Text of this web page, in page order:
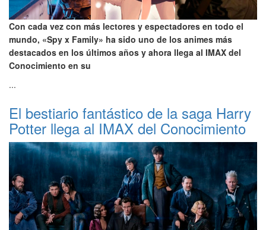
Con cada vez con más lectores y espectadores en todo el
mundo, «Spy x Family» ha sido uno de los animes más
destacados en los últimos años y ahora llega al IMAX del
Conocimiento en su
...
El bestiario fantástico de la saga Harry
Potter llega al IMAX del Conocimiento